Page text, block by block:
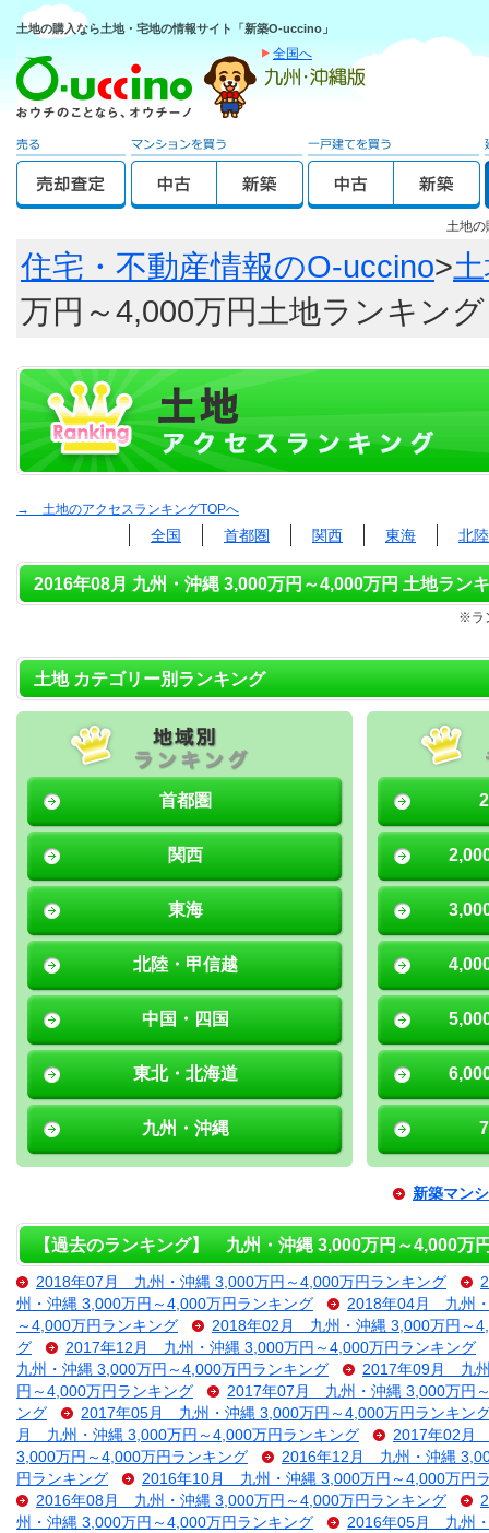
土地の購入なら土地・宅地の情報サイト「新築O-uccino」
全国へ
土地
住宅・不動産情報のO-uccino>
万円～4,000万円土地ランキング
→ 土地のアクセスランキングTOPへ
全国 首都圏 関西 東海 北
2016年08月 九州・沖縄 3,000万円～4,000万円 土地ラン
※ラ
土地 カテゴリー別ランキング
首都圏
関西
東海
北陸・甲信越
中国・四国
東北・北海道
九州・沖縄
新築マン
【過去のランキング】 九州・沖縄 3,000万円～4,000万
2018年07月 九州・沖縄 3,000万円～4,000万円ランキング
州・沖縄 3,000万円～4,000万円ランキング
2018年04月 九州
～4,000万円ランキング
2018年02月 九州・沖縄 3,000万円～
グ
2017年12月 九州・沖縄 3,000万円～4,000万円ランキング
九州・沖縄 3,000万円～4,000万円ランキング
2017年09月 九州
円～4,000万円ランキング
2017年07月 九州・沖縄 3,000万円
ング
2017年05月 九州・沖縄 3,000万円～4,000万円ランキン
月 九州・沖縄 3,000万円～4,000万円ランキング
2017年02月
3,000万円～4,000万円ランキング
2016年12月 九州・沖縄
円ランキング
2016年10月 九州・沖縄 3,000万円～4,000万円
2016年08月 九州・沖縄 3,000万円～4,000万円ランキング
州・沖縄 3,000万円～4,000万円ランキング
2016年05月 九州